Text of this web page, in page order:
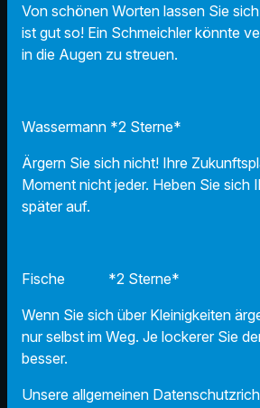
Von schönen Worten lassen Sie
ist gut so! Ein Schmeichler könnte
in die Augen zu streuen.
Wassermann *2 Sterne*
Ärgern Sie sich nicht! Ihre
Moment nicht jeder. Heben Sie sich
später auf.
Fische *2 Sterne*
Wenn Sie sich über Kleinigkeiten
nur selbst im Weg. Je lockerer Sie
besser.
Unsere allgemeinen